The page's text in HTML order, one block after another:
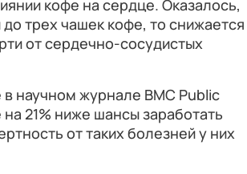
кофе на сердце. Оказалось,
трех чашек кофе, то снижается
от сердечно-сосудистых
научном журнале BMC Public
21% ниже шансы заработать
от таких болезней у них